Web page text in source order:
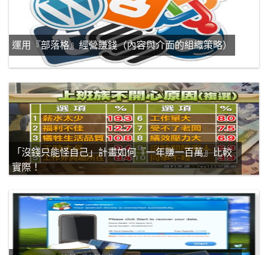
運用『部落格』經營賺錢（內容與介面的組織策略）
「沒錢只能怪自己」計畫如何『一年賺一百萬』比較
實際！